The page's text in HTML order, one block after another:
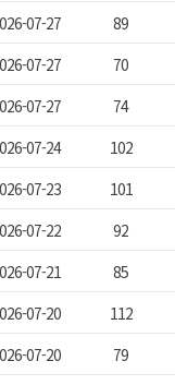
07-27
89
07-27
70
07-27
74
07-24
102
07-23
101
07-22
92
07-21
85
07-20
112
07-20 79